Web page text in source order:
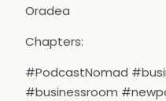
Oradea
Chapters:
#PodcastNomad
#businessroom